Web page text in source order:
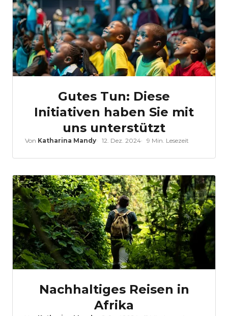
Gutes Tun: Diese
Initiativen haben Sie mit
uns unterstützt
Von Katharina Mandy 12. Dez. 2024 9 Min. Lesezeit
Nachhaltiges Reisen in
Afrika